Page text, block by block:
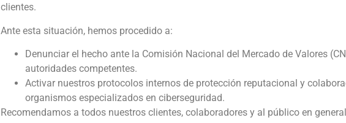
Cliente:
Quadrante Group
Servicio / Sector
Corporate Finance, Industria
Descripción
GBS Finance asesora al Grupo Portugués Quadrante
una empresa brasileña dedicada a la gestión de
clientes.
Ante esta situación, hemos procedido a:
Denunciar el hecho ante la Comisión Nacional del Mercado de Valores
autoridades competentes.
Activar nuestros protocolos internos de protección reputacional y
organismos especializados en ciberseguridad.
Recomendamos a todos nuestros clientes, colaboradores y al público en